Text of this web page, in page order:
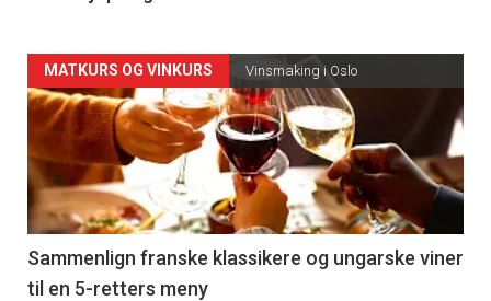
Forsiden
akkurat
nå
-
5
MATKURS OG VINKURS Vinsmaking i Oslo
Sammenlign franske klassikere og ungarske viner
til en 5-retters meny